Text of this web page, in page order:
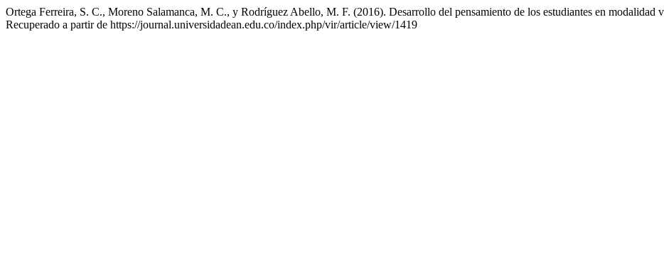
Ortega Ferreira, S. C., Moreno Salamanca, M. C., y Rodríguez Abello, M. F. (2016). Desarrollo del pensamiento de los estudiantes en modalidad
Recuperado a partir de https://journal.universidadean.edu.co/index.php/vir/article/view/1419